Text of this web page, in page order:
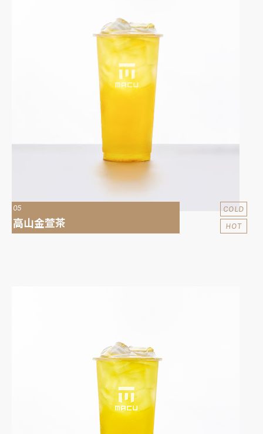
05
高山金萱茶
COLD
HOT